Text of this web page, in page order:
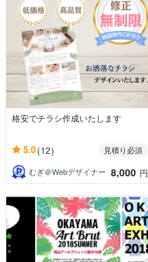
格安でチラシ作成いたします
5.0(12)
見積り必須
むぎ＠Webデザイナー 8,000 円